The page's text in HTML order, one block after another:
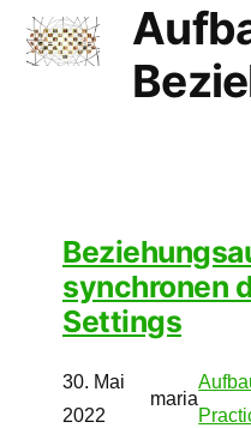
synchronen
Settings
30. Mai
2022
maria